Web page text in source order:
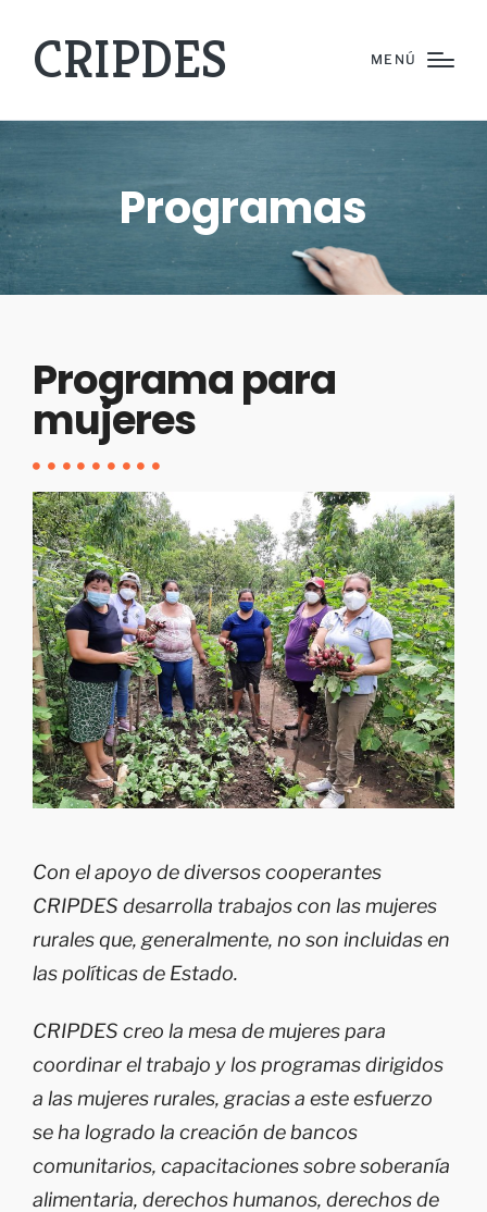
CRIPDES MENÚ
Programas
Programa para
mujeres
Con el apoyo de diversos cooperantes
CRIPDES desarrolla trabajos con las mujeres
rurales que, generalmente, no son incluidas en
las políticas de Estado.
CRIPDES creo la mesa de mujeres para
coordinar el trabajo y los programas dirigidos
a las mujeres rurales, gracias a este esfuerzo
se ha logrado la creación de bancos
comunitarios, capacitaciones sobre soberanía
alimentaria, derechos humanos, derechos de